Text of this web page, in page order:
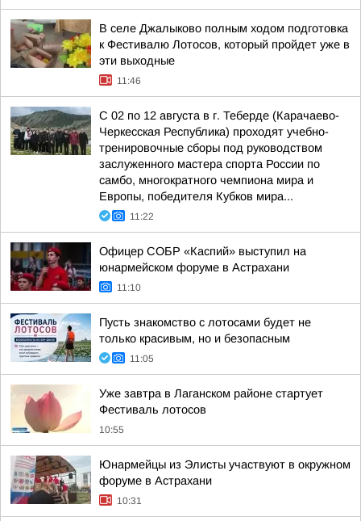
В селе Джалыково полным ходом подготовка
к Фестивалю Лотосов, который пройдет уже в
эти выходные
11:46
С 02 по 12 августа в г. Теберде (Карачаево-
Черкесская Республика) проходят учебно-
тренировочные сборы под руководством
заслуженного мастера спорта России по
самбо, многократного чемпиона мира и
Европы, победителя Кубков мира...
11:22
Офицер СОБР «Каспий» выступил на
юнармейском форуме в Астрахани
11:10
Пусть знакомство с лотосами будет не
только красивым, но и безопасным
11:05
Уже завтра в Лаганском районе стартует
Фестиваль лотосов
10:55
Юнармейцы из Элисты участвуют в окружном
форуме в Астрахани
10:31